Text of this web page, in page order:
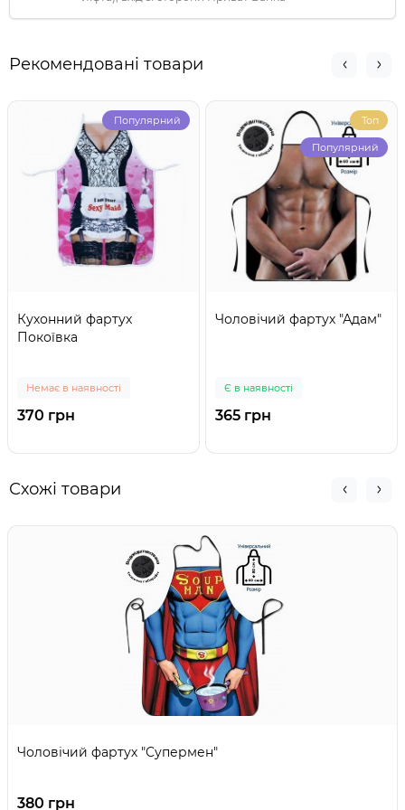
Рекомендовані товари
Популярний
Кухонний фартух
Покоївка
Немає в наявності
370 грн
Топ
Популярний
Чоловічий фартух "Адам"
Є в наявності
365 грн
Схожі товари
Чоловічий фартух "Супермен"
380 грн